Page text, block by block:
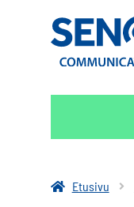
Etusivu